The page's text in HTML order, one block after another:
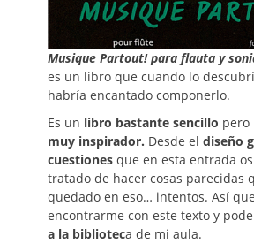
Musique Partout! para flauta y
es un libro que cuando lo
habría encantado componerlo.
Es un libro bastante sencillo pero
muy inspirador. Desde el diseño
cuestiones que en esta entrada
tratado de hacer cosas parecidas
quedado en eso… intentos. Así
encontrarme con este texto y
a la biblioteca de mi aula.